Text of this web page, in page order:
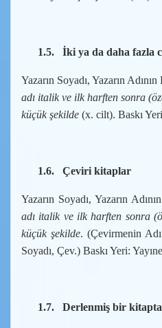
1.5. İki ya da daha fazla
Yazarın Soyadı, Yazarın
adı italik ve ilk harften sonra
küçük şekilde (x. cilt). Baskı
1.6. Çeviri kitaplar
Yazarın Soyadı, Yazarın
adı italik ve ilk harften sonra
küçük şekilde. (Çevirmenin
Soyadı, Çev.) Baskı Yeri:
1.7. Derlenmiş bir